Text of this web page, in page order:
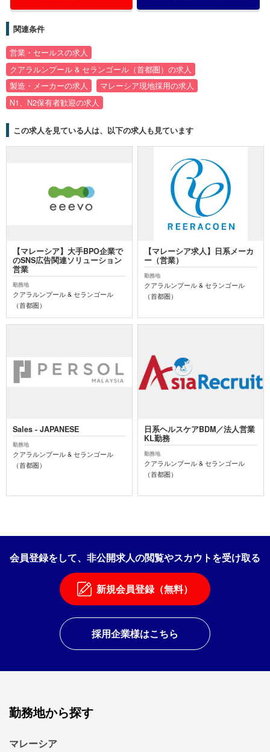
関連条件
営業・セールスの求人
クアラルンプール & セランゴール（首都圏）の求人
製造・メーカーの求人
マレーシア現地採用の求人
N1、N2保有者歓迎の求人
この求人を見ている人は、以下の求人も見ています
【マレーシア】大手BPO企業で
のSNS広告関連ソリューション
営業
勤務地
クアラルンプール & セランゴール
（首都圏）
【マレーシア求人】日系メーカ
ー（営業）
勤務地
クアラルンプール & セランゴール
（首都圏）
Sales - JAPANESE
勤務地
クアラルンプール & セランゴール
（首都圏）
日系ヘルスケアBDM／法人営業
KL勤務
勤務地
クアラルンプール & セランゴール
（首都圏）
会員登録をして、非公開求人の閲覧やスカウトを受け取る
新規会員登録（無料）
採用企業様はこちら
勤務地から探す
マレーシア